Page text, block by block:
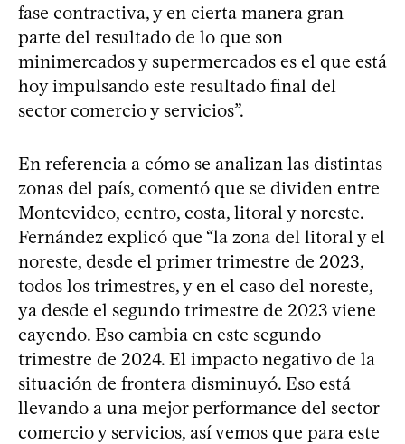
fase contractiva, y en cierta manera gran
parte del resultado de lo que son
minimercados y supermercados es el que está
hoy impulsando este resultado final del
sector comercio y servicios”.
En referencia a cómo se analizan las distintas
zonas del país, comentó que se dividen entre
Montevideo, centro, costa, litoral y noreste.
Fernández explicó que “la zona del litoral y el
noreste, desde el primer trimestre de 2023,
todos los trimestres, y en el caso del noreste,
ya desde el segundo trimestre de 2023 viene
cayendo. Eso cambia en este segundo
trimestre de 2024. El impacto negativo de la
situación de frontera disminuyó. Eso está
llevando a una mejor performance del sector
comercio y servicios, así vemos que para este